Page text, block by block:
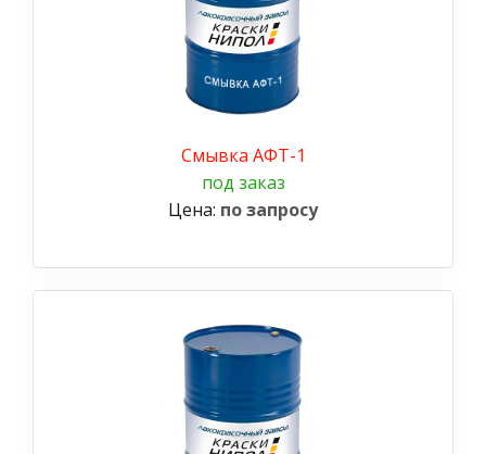
Смывка АФТ-1
под заказ
Цена: по запросу